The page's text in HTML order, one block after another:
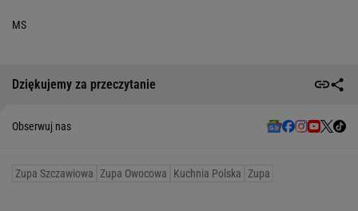
MS
Dziękujemy za przeczytanie
Obserwuj nas
Zupa Szczawiowa Zupa Owocowa Kuchnia Polska Zupa